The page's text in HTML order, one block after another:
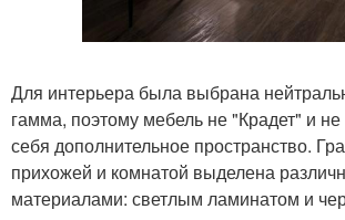
Для интерьера была выбрана
гамма, поэтому мебель не "Крадет" и не
себя дополнительное пространство.
прихожей и комнатой выделена
материалами: светлым ламинатом и